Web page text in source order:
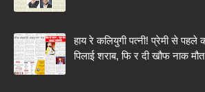
हाय रे कलियुगी पत्नी! प्रेमी से पहले
पिलाई शराब, फि र दी खौफ नाक मौत